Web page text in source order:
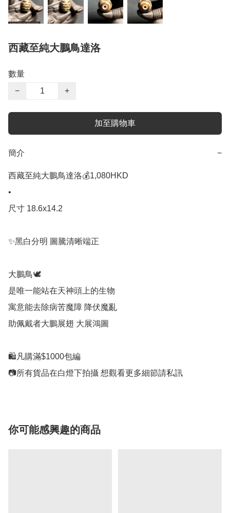
西藏至純大鵬鳥達洛
數量
−
+
加至購物車
簡介 −
西藏至純大鵬鳥達洛💰1,080HKD
•
尺寸 18.6x14.2
✨黑白分明 圖騰清晰端正
大鵬鳥🕊
是唯一能站在天神頭上的生物
寓意能去除病苦魔障 降伏魔亂
助佩戴者大鵬展翅 大展鴻圖
🛍凡購滿$1000包編
你可能感興趣的商品